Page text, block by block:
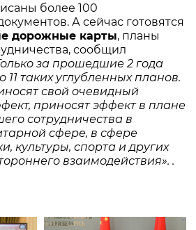
более 100
А сейчас готовятся
дорожные карты, планы
сообщил
за прошедшие 2 года
11 таких углубленных планов.
свой очевидный
приносят эффект в плане
сотрудничества в
сфере, в сфере
культуры, спорта и других
взаимодействия». .